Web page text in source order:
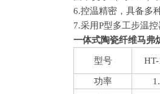
6.控温精密，具备多
7.采用P型多工步温
一体式陶瓷纤维马弗
型号
功率